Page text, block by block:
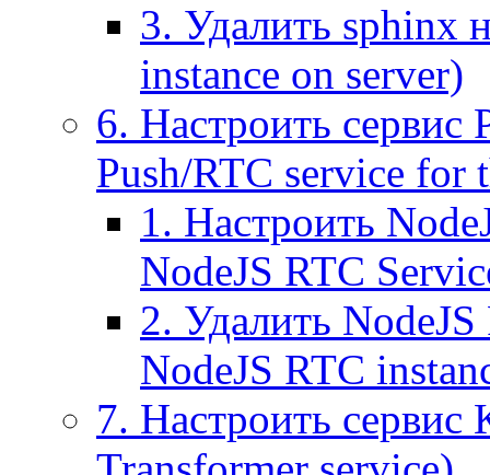
3. Удалить sphinx
instance on server)
6. Настроить
Push/RTC service for
1. Настроить
NodeJS RTC
2. Удалить
NodeJS RTC
7. Настроить